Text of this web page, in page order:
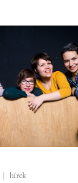
hírek